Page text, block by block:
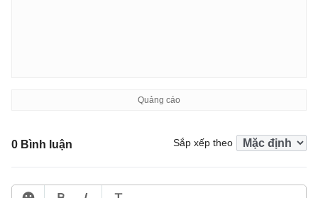
0 Bình luận Sắp xếp theo